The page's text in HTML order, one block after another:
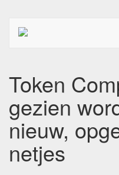
Token
gezien
nieuw,
netjes